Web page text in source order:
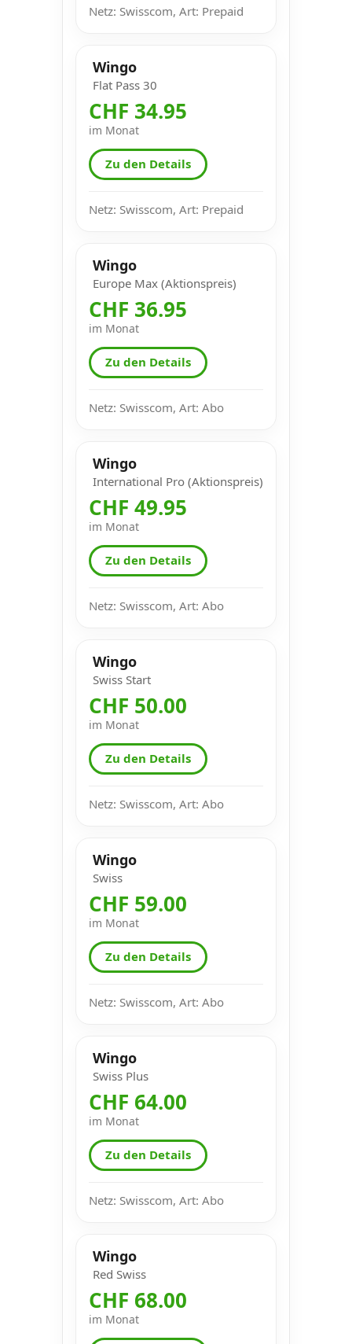
Netz: Swisscom, Art: Prepaid
Wingo
Flat Pass 30
CHF 34.95
im Monat
Zu den Details
Netz: Swisscom, Art: Prepaid
Wingo
Europe Max (Aktionspreis)
CHF 36.95
im Monat
Zu den Details
Netz: Swisscom, Art: Abo
Wingo
International Pro (Aktionspreis)
CHF 49.95
im Monat
Zu den Details
Netz: Swisscom, Art: Abo
Wingo
Swiss Start
CHF 50.00
im Monat
Zu den Details
Netz: Swisscom, Art: Abo
Wingo
Swiss
CHF 59.00
im Monat
Zu den Details
Netz: Swisscom, Art: Abo
Wingo
Swiss Plus
CHF 64.00
im Monat
Zu den Details
Netz: Swisscom, Art: Abo
Wingo
Red Swiss
CHF 68.00
im Monat